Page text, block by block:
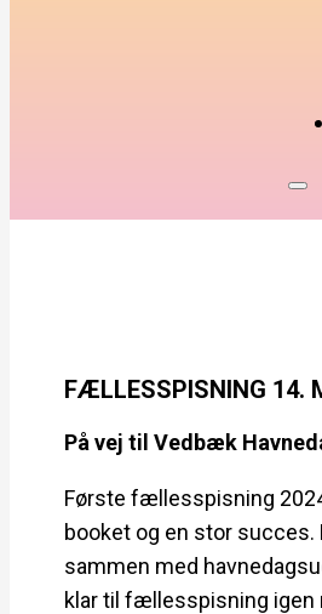
FÆLLESSPISNING 14.
På vej til Vedbæk
Første fællesspisning
booket og en stor succes.
sammen med
klar til fællesspisning igen